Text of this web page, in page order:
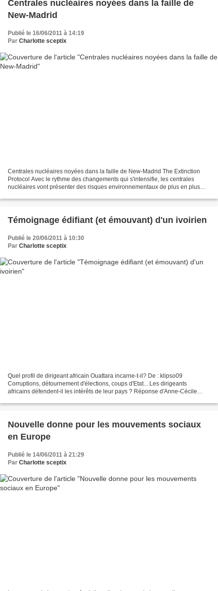
Centrales nucléaires noyées dans la faille de
New-Madrid
Publié le 16/06/2011 à 14:19
Par Charlotte sceptix
Centrales nucléaires noyées dans la faille de New-Madrid The Extinction
Protocol Avec le rythme des changements qui s'intensifie, les centrales
nucléaires vont présenter des risques environnementaux de plus en plus
Témoignage édifiant (et émouvant) d'un ivoirien
Publié le 20/06/2011 à 10:30
Par Charlotte sceptix
Quel profil de dirigeant africain Ouattara incarne-t-il? De : klipso09
Corruptions, détournement d'élections, coups d'Etat... Les dirigeants
africains défendent-il les intérêts de leur pays ? Réponse d'Anne-Cécile
Nouvelle donne pour les mouvements sociaux
en Europe
Publié le 14/06/2011 à 21:29
Par Charlotte sceptix